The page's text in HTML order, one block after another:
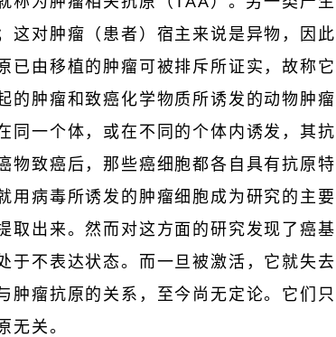
这对肿瘤（患者）宿主来说是异物，因
已由移植的肿瘤可被排斥所证实，故称
的肿瘤和致癌化学物质所诱发的动物肿
同一个体，或在不同的个体内诱发，其
物致癌后，那些癌细胞都各自具有抗原
用病毒所诱发的肿瘤细胞成为研究的主
取出来。然而对这方面的研究发现了癌
于不表达状态。而一旦被激活，它就失
肿瘤抗原的关系，至今尚无定论。它们
无关。